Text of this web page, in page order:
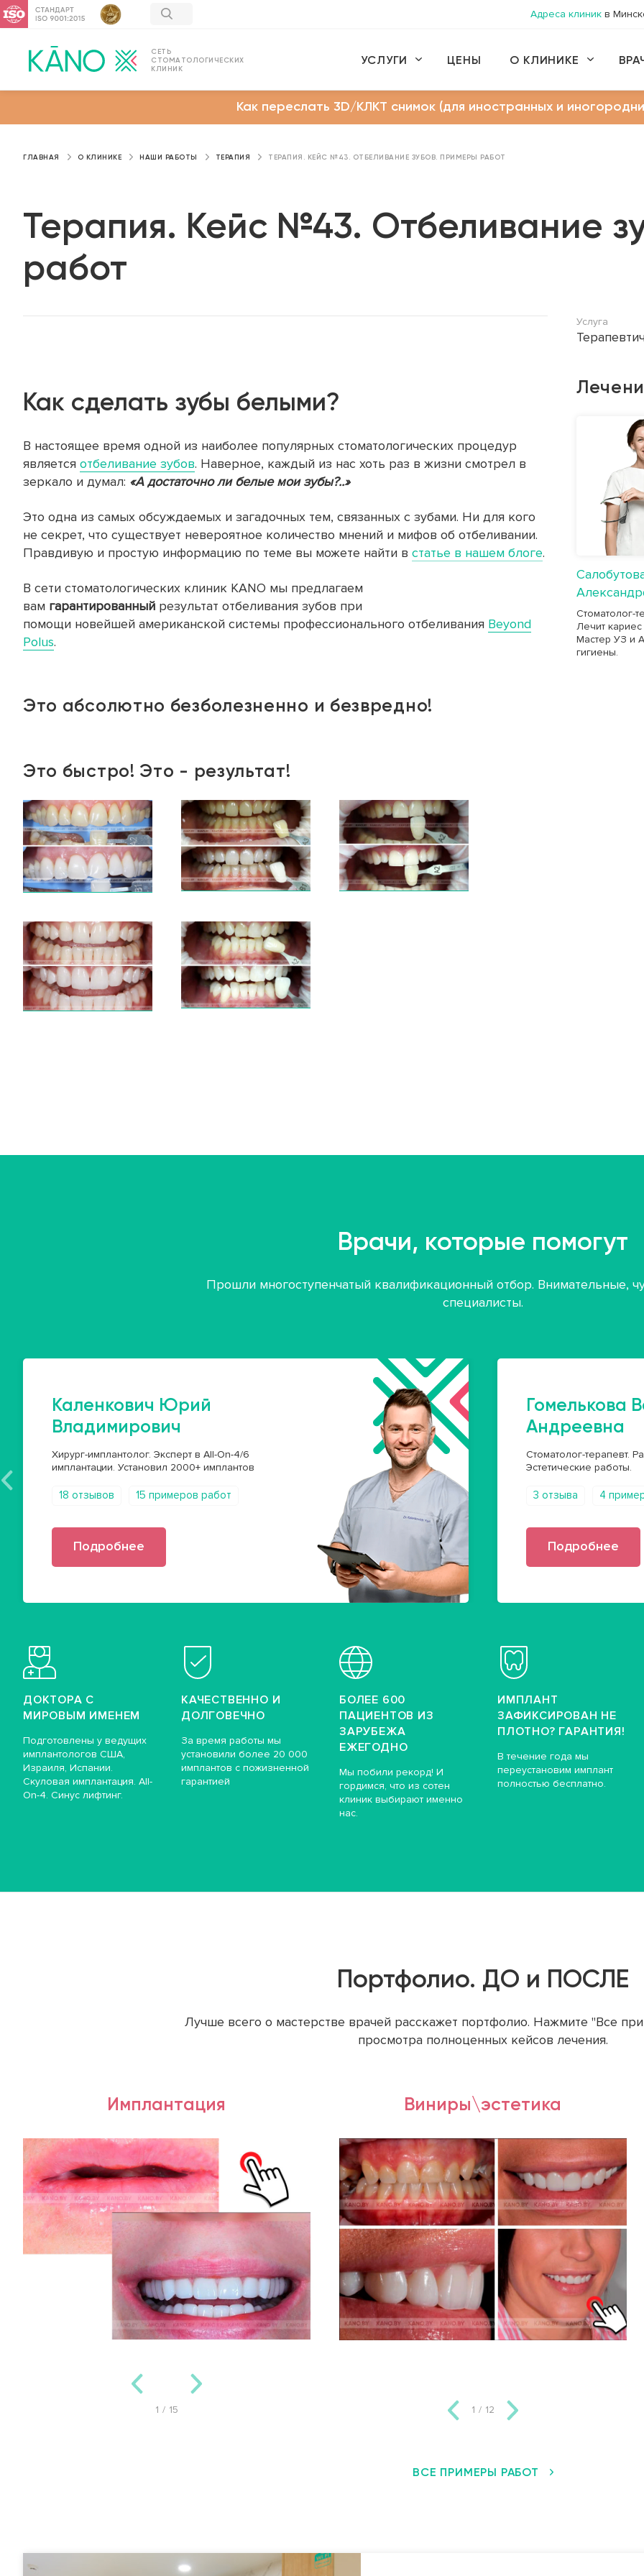
Как переслать 3D/КЛКТ снимок (для иностранных и
Адреса клиник в
СЕТЬ
СТОМАТОЛОГИЧЕСКИХ
КЛИНИК
УСЛУГИ ЦЕНЫ О КЛИНИКЕ
ГЛАВНАЯ О КЛИНИКЕ НАШИ РАБОТЫ ТЕРАПИЯ ТЕРАПИЯ. КЕЙС №43. ОТБЕЛИВАНИЕ ЗУБОВ. ПРИМЕРЫ РАБОТ
Терапия. Кейс №43. Отбеливание
работ
Как сделать зубы белыми?
В настоящее время одной из наиболее популярных стоматологических процедур
является отбеливание зубов. Наверное, каждый из нас хоть раз в жизни смотрел в
зеркало и думал: «А достаточно ли белые мои зубы?..»
Это одна из самых обсуждаемых и загадочных тем, связанных с зубами. Ни для кого
не секрет, что существует невероятное количество мнений и мифов об отбеливании.
Правдивую и простую информацию по теме вы можете найти в статье в нашем блоге.
В сети стоматологических клиник KANO мы предлагаем
вам гарантированныйрезультат отбеливания зубов при
помощи новейшей американской системы профессионального отбеливания Beyond
Polus.
Это абсолютно безболезненно и безвредно!
Это быстро! Это - результат!
Услуга
Стоматолог-
Лечит кариес
Мастер УЗ и
гигиены.
Врачи, которые помогут
Прошли многоступенчатый квалификационный отбор. Внимательные,
специалисты.
Каленкович Юрий
Владимирович
Хирург-имплантолог. Эксперт в All-On-4/6
имплантации. Установил 2000+ имплантов
18 отзывов 15 примеров работ
Подробнее
Гомелькова
Андреевна
Стоматолог-терапевт.
Эстетические работы.
3 отзыва 4
Подробнее
ДОКТОРА С
МИРОВЫМ ИМЕНЕМ
Подготовлены у ведущих
имплантологов США,
Израиля, Испании.
Скуловая имплантация. All-
On-4. Синус лифтинг.
КАЧЕСТВЕННО И
ДОЛГОВЕЧНО
За время работы мы
установили более 20 000
имплантов с пожизненной
гарантией
БОЛЕЕ 600
ПАЦИЕНТОВ ИЗ
ЗАРУБЕЖА
ЕЖЕГОДНО
Мы побили рекорд! И
гордимся, что из сотен
клиник выбирают именно
нас.
ИМПЛАНТ
ЗАФИКСИРОВАН НЕ
ПЛОТНО? ГАРАНТИЯ!
В течение года мы
переустановим имплант
полностью бесплатно.
Портфолио. ДО и ПОСЛЕ
Лучше всего о мастерстве врачей расскажет портфолио. Нажмите "Все
просмотра полноценных кейсов лечения.
Имплантация
1 / 15
Виниры\эстетика
1 / 12
ВСЕ ПРИМЕРЫ РАБОТ